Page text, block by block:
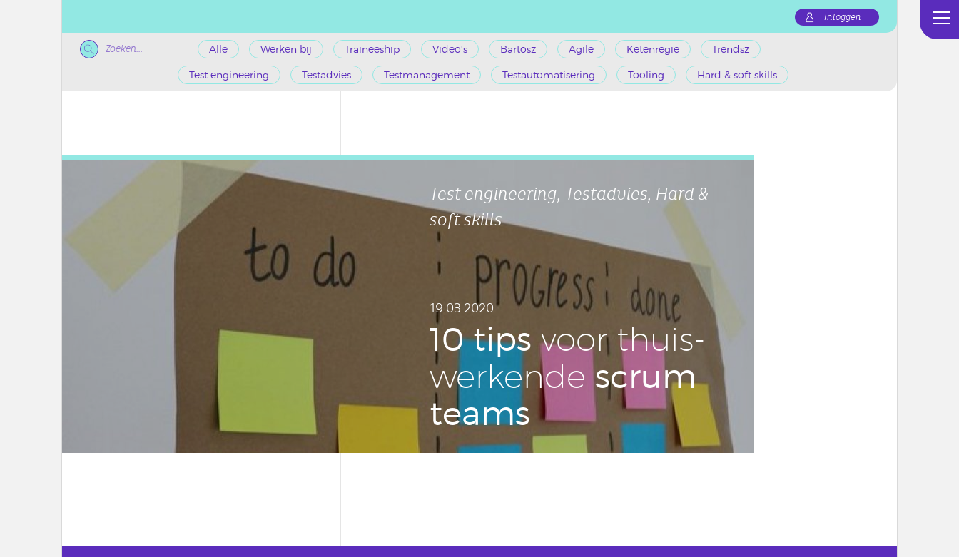
Inloggen
Zoeken... Alle Werken bij Traineeship Video's Bartosz Agile Ketenregie Trendsz
Test engineering Testadvies Testmanagement Testautomatisering Tooling Hard & soft skills
Test engineering, Testadvies, Hard &
soft skills
19.03.2020
10 tips voor thuis­
wer­ken­descrum
teams